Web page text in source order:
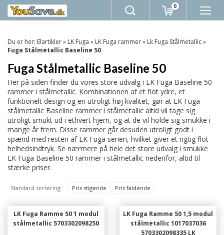
0
Du er her: Elartikler» LK Fuga » LK Fuga rammer» Lk Fuga Stålmetallic»
Fuga Stålmetallic Baseline 50
Fuga Stålmetallic Baseline 50
Her på siden finder du vores store udvalg i LK Fuga Baseline 50
rammer i stålmetallic. Kombinationen af et flot ydre, et
funktionelt design og en utroligt høj kvalitet, gør at LK Fuga
stålmetallic Baseline rammer i stålmetallic altid vil tage sig
utroligt smukt ud i ethvert hjem, og at de vil holde sig smukke i
mange år frem. Disse rammer går desuden utroligt godt i
spænd med resten af LK Fuga serien, hvilket giver et rigtig flot
helhedsindtryk. Se nærmere på hele det store udvalg i smukke
LK Fuga Baseline 50 rammer i stålmetallic nedenfor, altid til
stærke priser.
Standard sortering Pris stigende Pris faldende
LK Fuga Ramme 50 1 modul
stålmetallic 5703302098250
LK Fuga Ramme 50 1,5 modul
stålmetallic 1017037036
5703302098335 LK